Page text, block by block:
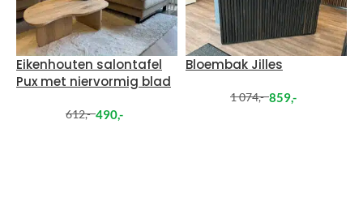
Eikenhouten salontafel
Pux met niervormig blad
612,- 490,-
Bloembak Jilles
1 074,- 859,-